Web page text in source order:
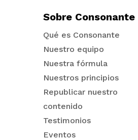
Sobre Consonante
Qué es Consonante
Nuestro equipo
Nuestra fórmula
Nuestros principios
Republicar nuestro
contenido
Testimonios
Eventos